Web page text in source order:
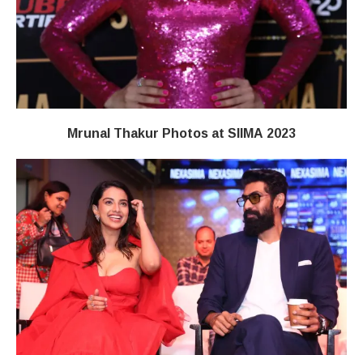
Mrunal Thakur Photos at SIIMA 2023